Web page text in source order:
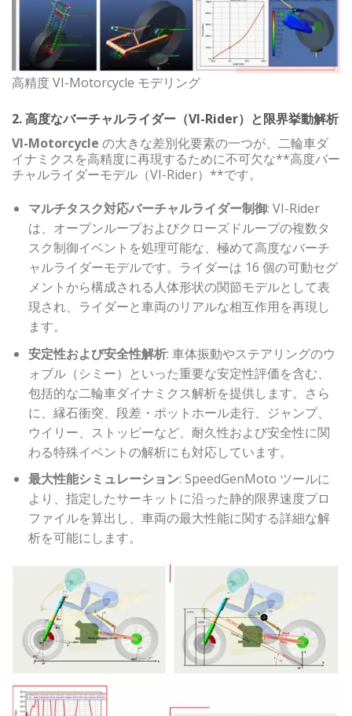
高精度 VI-Motorcycle モデリング
2. 高度なバーチャルライダー（VI-Rider）と限界挙動解析
VI-Motorcycle の大きな差別化要素の一つが、二輪車ダ
イナミクスを高精度に再現するために不可欠な**高度バー
チャルライダーモデル（VI-Rider）**です。
マルチタスク対応バーチャルライダー制御: VI-Rider
は、オープンループおよびクローズドループの複数タ
スク制御イベントを処理可能な、極めて高度なバーチ
ャルライダーモデルです。ライダーは 16 個の可動セグ
メントから構成される人体形状の関節モデルとして表
現され、ライダーと車両のリアルな相互作用を再現し
ます。
安定性および安全性解析: 車体振動やステアリングのウ
ォブル（シミー）といった重要な安定性評価を含む、
包括的な二輪車ダイナミクス解析を提供します。さら
に、縁石衝突、段差・ポットホール走行、ジャンプ、
ウイリー、ストッピーなど、耐久性および安全性に関
わる特殊イベントの解析にも対応しています。
最大性能シミュレーション: SpeedGenMoto ツールに
より、指定したサーキットに沿った静的限界速度プロ
ファイルを算出し、車両の最大性能に関する詳細な解
析を可能にします。